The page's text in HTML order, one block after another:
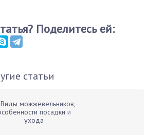
Поделитесь ей:
статьи